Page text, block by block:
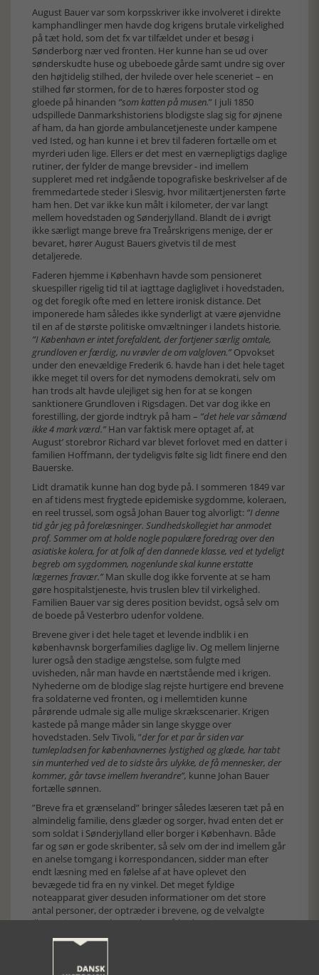
August Bauer var som korpsskriver ikke involveret i direkte
kamphandlinger men havde dog krigens brutale virkelighed
på tæt hold, som det fx var tilfældet under et besøg i
Sønderborg nær ved fronten. Her kunne han se ud over
sønderskudte huse og ubeboede gårde samt undre sig over
den højtidelig stilhed, der hvilede over hele sceneriet – en
stilhed før stormen, for de to hæres forposter stod og
gloede på hinanden ”som katten på musen.” I juli 1850
udspillede Danmarkshistoriens blodigste slag sig for øjnene
af ham, da han gjorde ambulancetjeneste under kampene
ved Isted, og han kunne i et brev til faderen fortælle om et
myrderi uden lige. Ellers er det mest en værnepligtigs daglige
rutiner, der fylder de mange brevsider - ind imellem
suppleret med ret indgående topografiske beskrivelser af de
fremmedartede steder i Slesvig, hvor militærtjenersten førte
ham hen. Det var ikke kun målt i kilometer, der var langt
mellem hovedstaden og Sønderjylland. Blandt de i øvrigt
ikke særligt mange breve fra Treårskrigens menige, der er
bevaret, hører August Bauers givetvis til de mest
detaljerede.
Faderen hjemme i København havde som pensioneret
skuespiller rigelig tid til at iagttage dagliglivet i hovedstaden,
og det foregik ofte med en lettere ironisk distance. Det
imponerede ham således ikke synderligt at være øjenvidne
til en af de største politiske omvæltninger i landets historie.
”I København er intet forefaldent, der fortjener særlig omtale,
grundloven er færdig, nu vrøvler de om valgloven.”Opvokset
under den enevældige Frederik 6. havde han i det hele taget
ikke meget til overs for det nymodens demokrati, selv om
han trods alt havde ulejliget sig hen for at se kongen
sanktionere Grundloven i Rigsdagen. Det var dog ikke en
forestilling, der gjorde indtryk på ham – ”det hele var såmænd
ikke 4 mark værd.”Han var faktisk mere optaget af, at
August’ storebror Richard var blevet forlovet med en datter i
familien Hoffmann, der tydeligvis følte sig lidt finere end den
Bauerske.
Lidt dramatik kunne han dog byde på. I sommeren 1849 var
en af tidens mest frygtede epidemiske sygdomme, koleraen,
en reel trussel, som også Johan Bauer tog alvorligt: ”I denne
tid går jeg på forelæsninger. Sundhedskollegiet har anmodet
prof. Sommer om at holde nogle populære foredrag over den
asiatiske kolera, for at folk af den dannede klasse, ved et tydeligt
begreb om sygdommen, nogenlunde skal kunne erstatte
lægernes fravær.”Man skulle dog ikke forvente at se ham
gøre hospitalstjeneste, hvis truslen blev til virkelighed.
Familien Bauer var sig deres position bevidst, også selv om
de boede på Vesterbro udenfor voldene.
Brevene giver i det hele taget et levende indblik i en
københavnsk borgerfamilies daglige liv. Og mellem linjerne
lurer også den stadige ængstelse, som fulgte med
uvisheden, når man havde en nærtstående med i krigen.
Nyhederne om de blodige slag rejste hurtigere end brevene
fra soldaterne ved fronten, og i mellemtiden kunne
pårørende udmale sig alle mulige skrækscenarier. Krigen
kastede på mange måder sin lange skygge over
hovedstaden. Selv Tivoli, ”der for et par år siden var
tumlepladsen for københavnernes lystighed og glæde, har tabt
sin munterhed ved de to sidste års ulykke, de få mennesker, der
kommer, går tavse imellem hverandre”, kunne Johan Bauer
fortælle sønnen.
”Breve fra et grænseland” bringer således læseren tæt på en
almindelig familie, dens glæder og sorger, hvad enten det er
som soldat i Sønderjylland eller borger i København. Både
far og søn er gode skribenter, så selv om der ind imellem går
en anelse tomgang i korrespondancen, sidder man efter
endt læsning med en følelse af at have oplevet den
bevægede tid fra en ny vinkel. Det meget fyldige
noteapparat giver desuden informationer om det store
antal personer, der optræder i brevene, og de velvalgte
illustrationer supplerer teksten på bedste vis.